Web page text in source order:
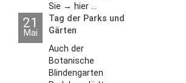
Sie → hier ...
21
Mai
Tag der Parks und
Gärten
Auch der
Botanische
Blindengarten